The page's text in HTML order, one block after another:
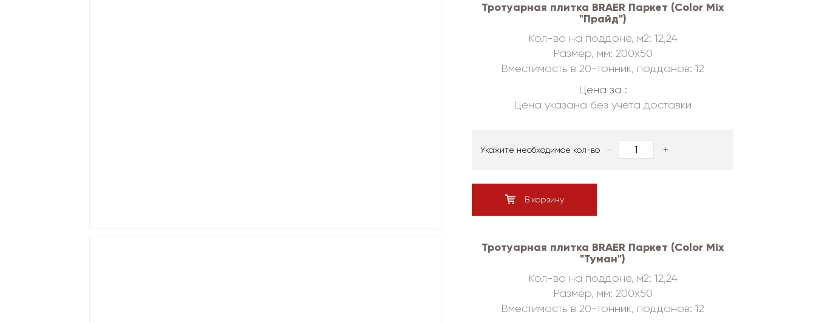
Тротуарная плитка BRAER Паркет (Color Mix
"Прайд")
Кол-во на поддоне, м2: 12,24
Размер, мм: 200х50
Вместимость в 20-тонник, поддонов: 12
Цена за :
Цена указана без учёта доставки
Укажите необходимое кол-во - +
В корзину
Тротуарная плитка BRAER Паркет (Color Mix
"Туман")
Кол-во на поддоне, м2: 12,24
Размер, мм: 200х50
Вместимость в 20-тонник, поддонов: 12